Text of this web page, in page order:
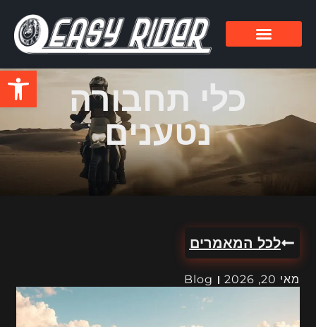
פתח כלי תחבורה
נטענים
לכל המאמרים
מאי 20, 2026 Blog